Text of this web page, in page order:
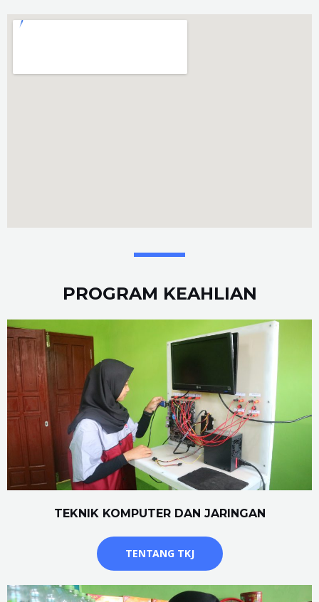
PROGRAM KEAHLIAN
TEKNIK KOMPUTER DAN JARINGAN
TENTANG TKJ